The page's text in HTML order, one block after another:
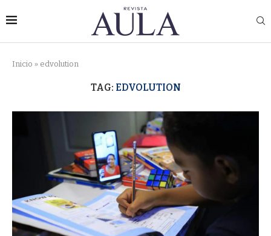
Inicio » edvolution
TAG: EDVOLUTION